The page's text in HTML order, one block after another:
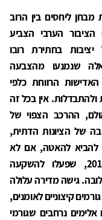
ה-25 משקפות מבחן ליחסים בין הרוב
הציבור הערבי הצביע
בחתירת רובו
שנמנעו מהצבעה
הרווחת כלפי
אין בכל זה
ההרכב הצפוי של
בה של הציונות הדתית,
להביא להאטה, אם לא
לפגיעה במדיניות הממשלות מאז 2015, שפעלו להשקעה
גישה מדירה עלולה
קיצוניים לאומנים,
נרחבים שגורמי